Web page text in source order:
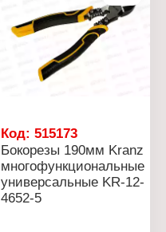
Код:515173
Бокорезы 190мм Kranz
многофункциональные
универсальные KR-12-
4652-5